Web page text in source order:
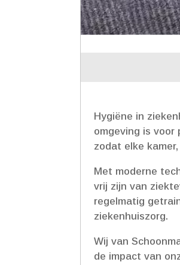
Hygiëne in
omgeving is
zodat elke
Met moderne
vrij zijn van
regelmatig
ziekenhuiszorg.​
Wij van
de impact van